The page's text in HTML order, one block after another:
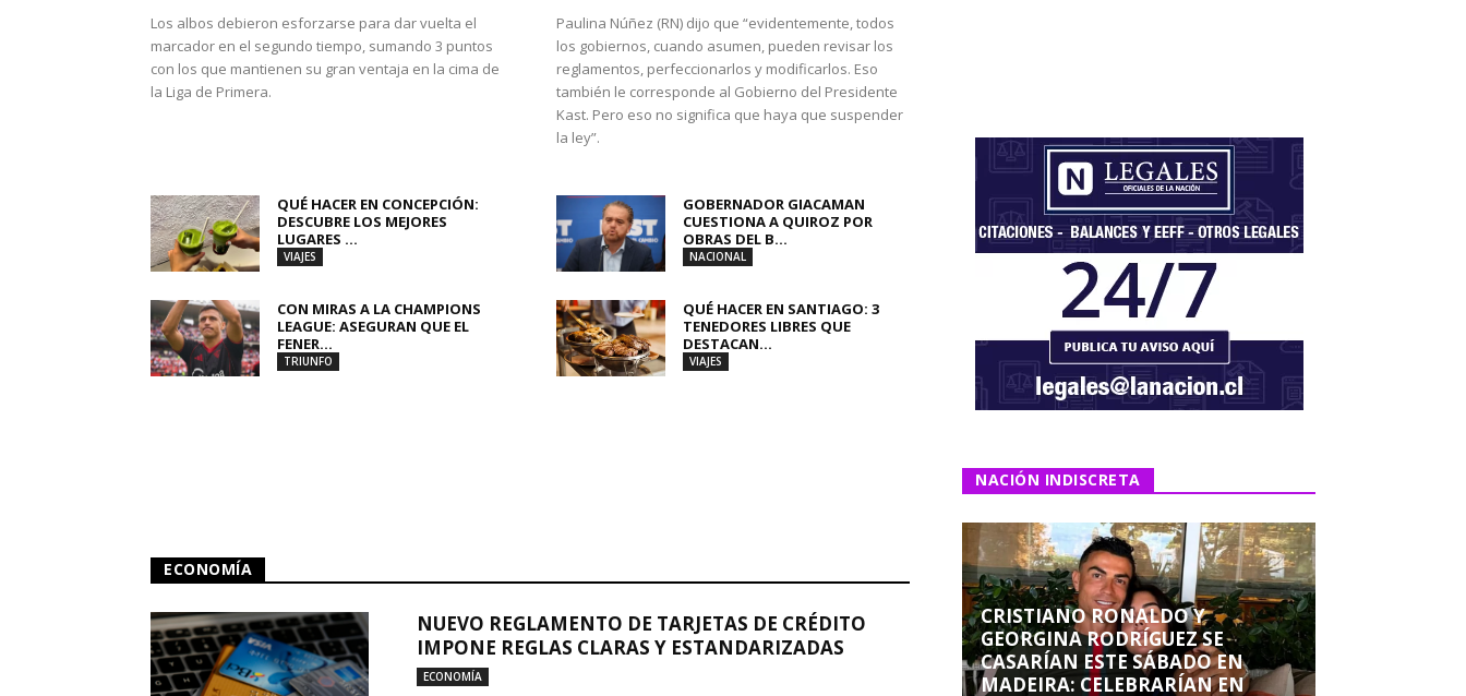
Los albos debieron esforzarse para dar vuelta el
marcador en el segundo tiempo, sumando 3 puntos
con los que mantienen su gran ventaja en la cima de
la Liga de Primera.
Paulina Núñez (RN) dijo que “evidentemente, todos
los gobiernos, cuando asumen, pueden revisar los
reglamentos, perfeccionarlos y modificarlos. Eso
también le corresponde al Gobierno del Presidente
Kast. Pero eso no significa que haya que suspender
la ley”.
QUÉ HACER EN CONCEPCIÓN:
DESCUBRE LOS MEJORES
LUGARES ...
VIAJES
GOBERNADOR GIACAMAN
CUESTIONA A QUIROZ POR
OBRAS DEL B...
NACIONAL
CON MIRAS A LA CHAMPIONS
LEAGUE: ASEGURAN QUE EL
FENER...
TRIUNFO
QUÉ HACER EN SANTIAGO: 3
TENEDORES LIBRES QUE
DESTACAN...
VIAJES
ECONOMÍA
NUEVO REGLAMENTO DE TARJETAS DE CRÉDITO
IMPONE REGLAS CLARAS Y ESTANDARIZADAS
ECONOMÍA
NACIÓN INDISCRETA
CRISTIANO RONALDO Y
GEORGINA RODRÍGUEZ SE
CASARÍAN ESTE SÁBADO EN
MADEIRA: CELEBRARÍAN EN